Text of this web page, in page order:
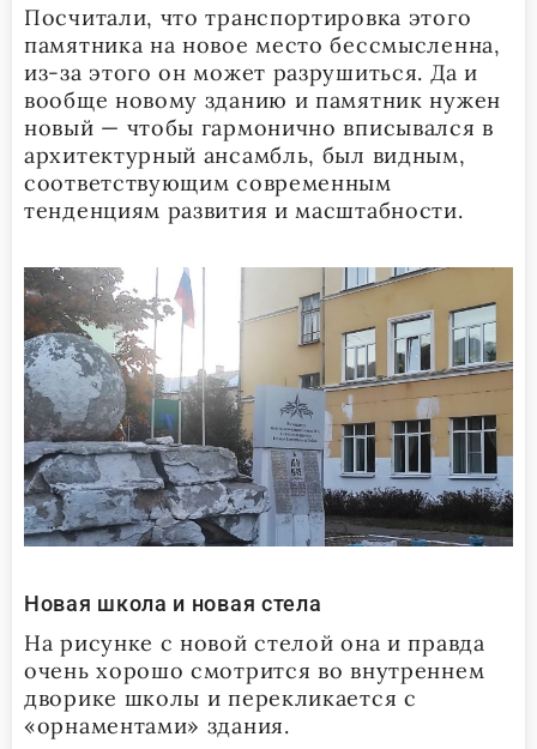
Посчитали, что транспортировка этого
памятника на новое место бессмысленна,
из-за этого он может разрушиться. Да и
вообще новому зданию и памятник нужен
новый — чтобы гармонично вписывался в
архитектурный ансамбль, был видным,
соответствующим современным
тенденциям развития и масштабности.
Новая школа и новая стела
На рисунке с новой стелой она и правда
очень хорошо смотрится во внутреннем
дворике школы и перекликается с
«орнаментами» здания.